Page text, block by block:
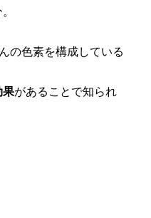
の色素を構成している
果があることで知られ